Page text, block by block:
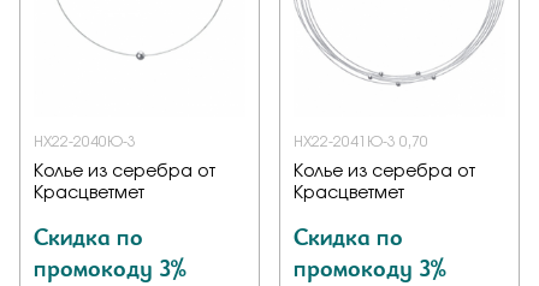
НХ22-2040Ю-3
Колье из серебра от
Красцветмет
Скидка по
промокоду 3%
НХ22-2041Ю-3 0,70
Колье из серебра от
Красцветмет
Скидка по
промокоду 3%